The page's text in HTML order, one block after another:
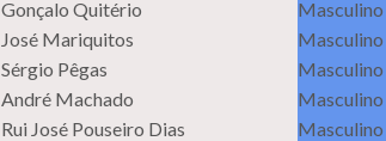
Gonçalo Quitério Masculino
José Mariquitos Masculino
Sérgio Pêgas Masculino
André Machado Masculino
Rui José Pouseiro Dias Masculino